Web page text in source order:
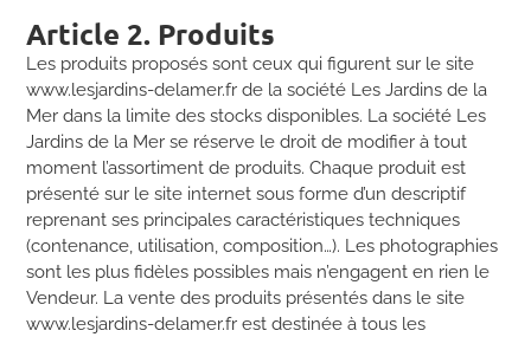
Article 2. Produits
Les produits proposés sont ceux qui figurent sur le site
www.lesjardins-delamer.fr de la société Les Jardins de la
Mer dans la limite des stocks disponibles. La société Les
Jardins de la Mer se réserve le droit de modifier à tout
moment l’assortiment de produits. Chaque produit est
présenté sur le site internet sous forme d’un descriptif
reprenant ses principales caractéristiques techniques
(contenance, utilisation, composition…). Les photographies
sont les plus fidèles possibles mais n’engagent en rien le
Vendeur. La vente des produits présentés dans le site
www.lesjardins-delamer.fr est destinée à tous les